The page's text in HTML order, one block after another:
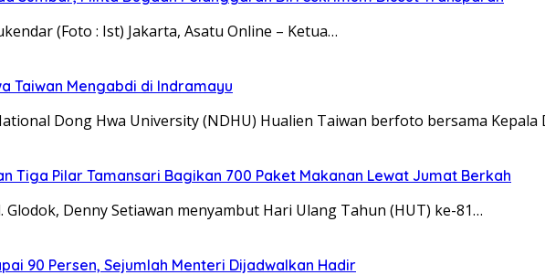
(Foto : Ist) Jakarta, Asatu Online – Ketua…
Taiwan Mengabdi di Indramayu
Dong Hwa University (NDHU) Hualien Taiwan berfoto bersama Kepala
Tiga Pilar Tamansari Bagikan 700 Paket Makanan Lewat Jumat Berkah
Glodok, Denny Setiawan menyambut Hari Ulang Tahun (HUT) ke-81…
90 Persen, Sejumlah Menteri Dijadwalkan Hadir